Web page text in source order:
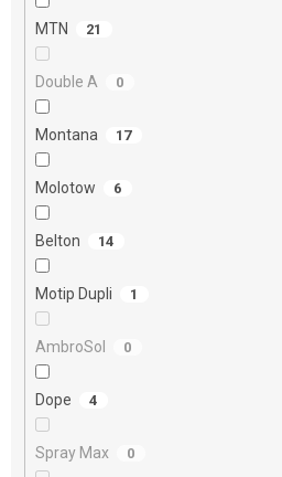
MTN 21
Double A 0
Montana 17
Molotow 6
Belton 14
Motip Dupli 1
AmbroSol 0
Dope 4
Spray Max 0